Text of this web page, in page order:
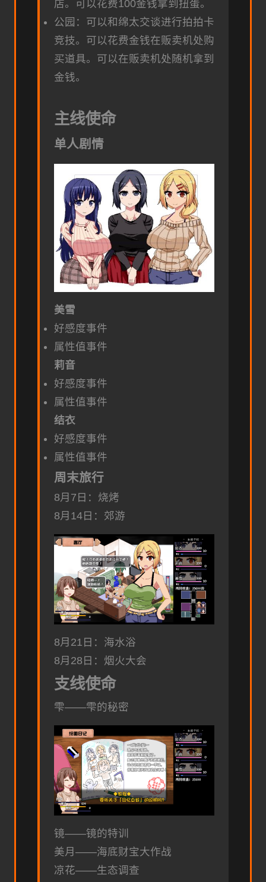
店。可以花费100金钱拿到扭蛋。
公园：可以和绵太交谈进行拍拍卡
竞技。可以花费金钱在贩卖机处购
买道具。可以在贩卖机处随机拿到
金钱。
主线使命
单人剧情
美雪
好感度事件
属性值事件
莉音
好感度事件
属性值事件
结衣
好感度事件
属性值事件
周末旅行
8月7日：烧烤
8月14日：郊游
8月21日：海水浴
8月28日：烟火大会
支线使命
雫——雫的秘密
镜——镜的特训
美月——海底财宝大作战
凉花——生态调查